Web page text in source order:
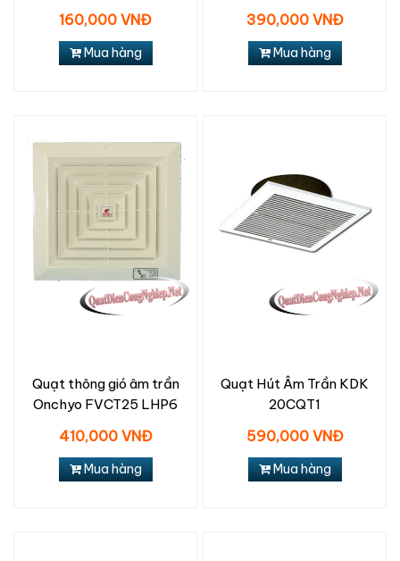
160,000 VNĐ
Mua hàng
390,000 VNĐ
Mua hàng
Quạt thông gió âm trần
Onchyo FVCT25 LHP6
410,000 VNĐ
Mua hàng
Quạt Hút Âm Trần KDK
20CQT1
590,000 VNĐ
Mua hàng